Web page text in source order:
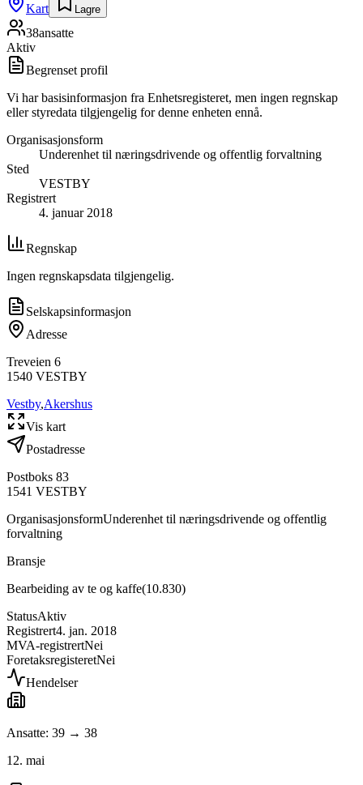
Kart Lagre
38ansatte
Aktiv
Begrenset profil
Vi har basisinformasjon fra Enhetsregisteret, men ingen regnskap
eller styredata tilgjengelig for denne enheten ennå.
Organisasjonsform
Underenhet til næringsdrivende og offentlig forvaltning
Sted
VESTBY
Registrert
4. januar 2018
Regnskap
Ingen regnskapsdata tilgjengelig.
Selskapsinformasjon
Adresse
Treveien 6
1540 VESTBY
Vestby,Akershus
Vis kart
Postadresse
Postboks 83
1541 VESTBY
OrganisasjonsformUnderenhet til næringsdrivende og offentlig
forvaltning
Bransje
Bearbeiding av te og kaffe(10.830)
StatusAktiv
Registrert4. jan. 2018
MVA-registrertNei
ForetaksregisteretNei
Hendelser
Ansatte: 39 → 38
12. mai